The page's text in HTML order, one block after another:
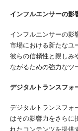
インフルエンサーの影
インフルエンサーの影
市場における新たなユ
彼らの信頼性と親しみ
ながるための強力なツ
デジタルトランスフォ
デジタルトランスフォ
はその影響力をさらに
れたコンテンツを提供